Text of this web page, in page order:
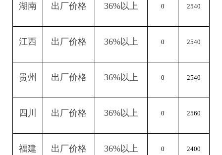
湖南 出厂价格 36%以上 0 2540
江西 出厂价格 36%以上 0 2540
贵州 出厂价格 36%以上 0 2540
四川 出厂价格 36%以上 0 2560
福建 出厂价格 36%以上 0 2400